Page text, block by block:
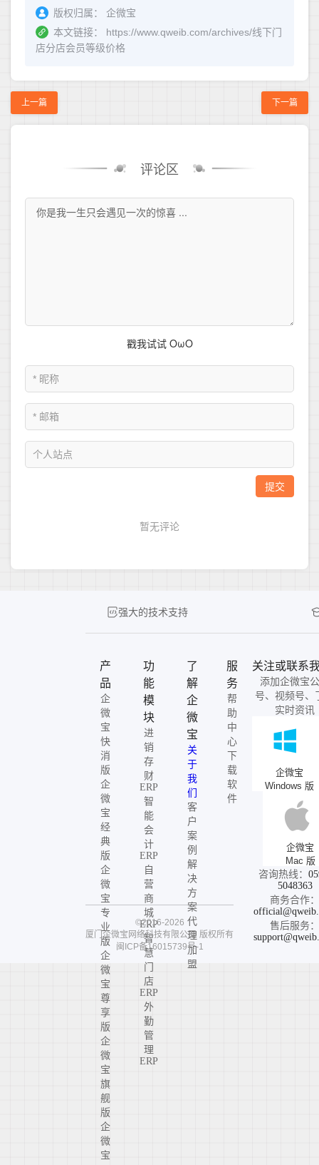
版权归属：
企微宝
本文链接：
https://www.qweib.com/archives/线下门
店分店会员等级价格
上一篇 下一篇
评论区
强大的技术支持
产
品
企
微
宝
快
消
版
企
微
宝
经
典
版
企
微
宝
专
业
版
企
微
宝
尊
享
版
企
微
宝
旗
舰
版
企
微
宝
功
能
模
块
进
销
存
财
ERP
智
能
会
计
ERP
自
营
商
城
ERP
智
慧
门
店
ERP
外
勤
管
理
ERP
了
解
企
微
宝
关
于
我
们
客
户
案
例
解
决
方
案
代
理
加
盟
服
务
帮
助
中
心
下
载
软
件
关注或联系
添加企微宝
号、视频号、
实时资讯
企微宝
Windows 版
企微宝
Mac 版
咨询热线：
5048363
商务合作：
售后服务：
©2016-2026
厦门企微宝网络科技有限公司 版权所有
闽ICP备16015739号-1